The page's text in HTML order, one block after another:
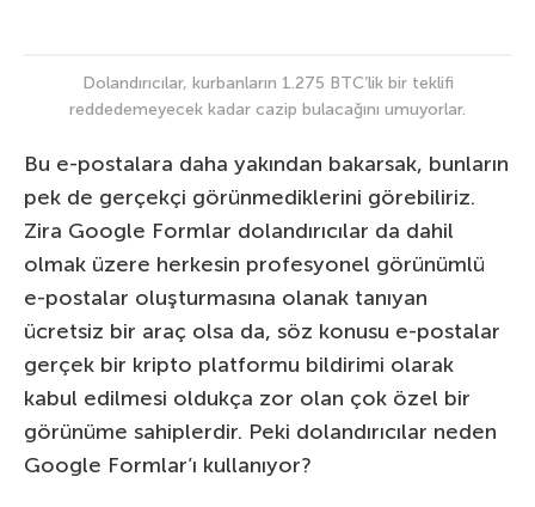
Dolandırıcılar, kurbanların 1.275 BTC’lik bir teklifi
reddedemeyecek kadar cazip bulacağını umuyorlar.
Bu e-postalara daha yakından bakarsak, bunların
pek de gerçekçi görünmediklerini görebiliriz.
Zira Google Formlar dolandırıcılar da dahil
olmak üzere herkesin profesyonel görünümlü
e-postalar oluşturmasına olanak tanıyan
ücretsiz bir araç olsa da, söz konusu e-postalar
gerçek bir kripto platformu bildirimi olarak
kabul edilmesi oldukça zor olan çok özel bir
görünüme sahiplerdir. Peki dolandırıcılar neden
Google Formlar’ı kullanıyor?